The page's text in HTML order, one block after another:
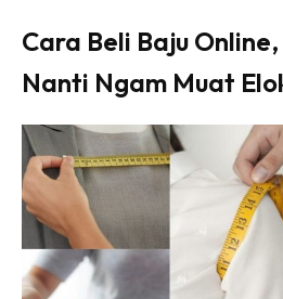
KLIK DI
Cara Beli Baju
Nanti Ngam Muat